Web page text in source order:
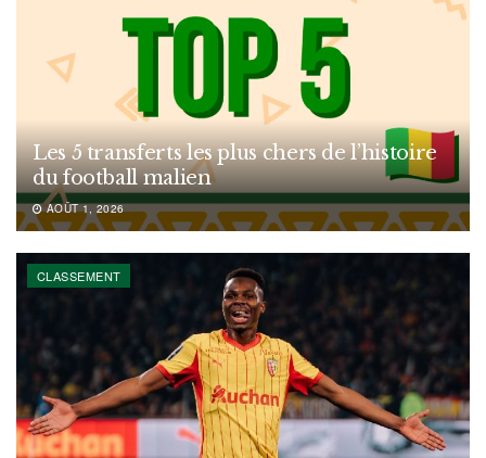
Les 5 transferts les plus chers de l’histoire
du football malien
AOÛT 1, 2026
CLASSEMENT